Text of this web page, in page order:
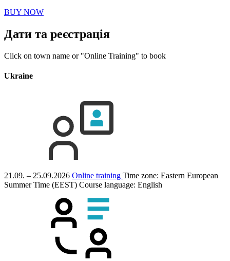
BUY NOW
Дати та реєстрація
Click on town name or "Online Training" to book
Ukraine
21.09. – 25.09.2026 Online training Time zone: Eastern European
Summer Time (EEST) Course language: English